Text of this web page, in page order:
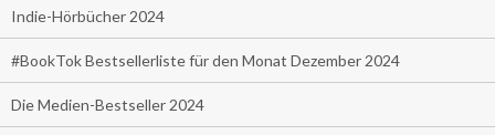
Indie-Hörbücher 2024
#BookTok Bestsellerliste für den Monat Dezember 2024
Die Medien-Bestseller 2024